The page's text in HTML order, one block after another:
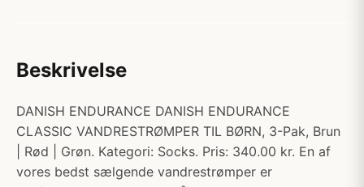
Beskrivelse
DANISH ENDURANCE DANISH ENDURANCE
CLASSIC VANDRESTRØMPER TIL BØRN, 3-Pak, Brun
| Rød | Grøn. Kategori: Socks. Pris: 340.00 kr. En af
vores bedst sælgende vandrestrømper er